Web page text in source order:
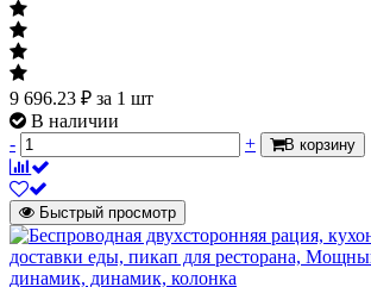
9 696.23 ₽ за 1 шт
В наличии
-
+ В корзину
Быстрый просмотр